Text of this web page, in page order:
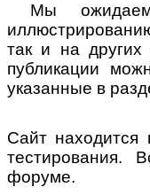
Мы ожидаем
так и на
публикации
указанные в
Сайт находится
тестирования.
форуме.